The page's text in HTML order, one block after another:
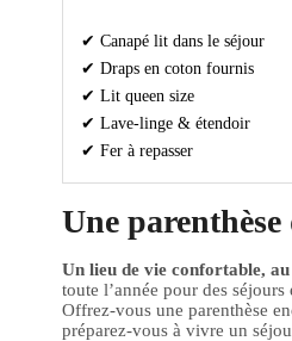
✔ Canapé lit dans le séjour
✔ Draps en coton fournis
✔ Lit queen size
✔ Lave-linge & étendoir
✔ Fer à repasser
Une
Un lieu de vie confortable,
toute l’année pour des
Offrez-vous une parenthèse
préparez-vous à vivre un